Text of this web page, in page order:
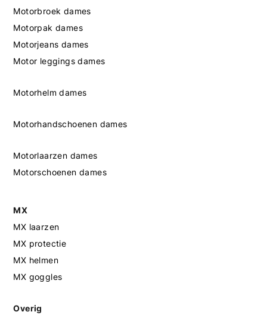
Motorbroek dames
Motorpak dames
Motorjeans dames
Motor leggings dames
Motorhelm dames
Motorhandschoenen dames
Motorlaarzen dames
Motorschoenen dames
MX
MX laarzen
MX protectie
MX helmen
MX goggles
Overig